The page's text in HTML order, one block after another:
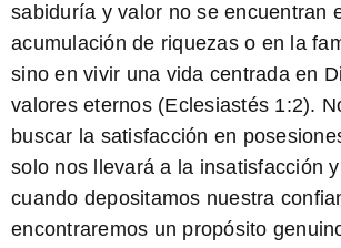
sabiduría y valor no se encuentran
acumulación de riquezas o en la
sino en vivir una vida centrada en
valores eternos (Eclesiastés 1:2).
buscar la satisfacción en
solo nos llevará a la insatisfacción
cuando depositamos nuestra
encontraremos un propósito